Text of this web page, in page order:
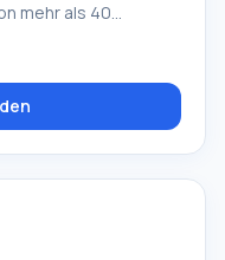
mehr als 40
Vkontakte.ru,
YouTube.com,
und vielen